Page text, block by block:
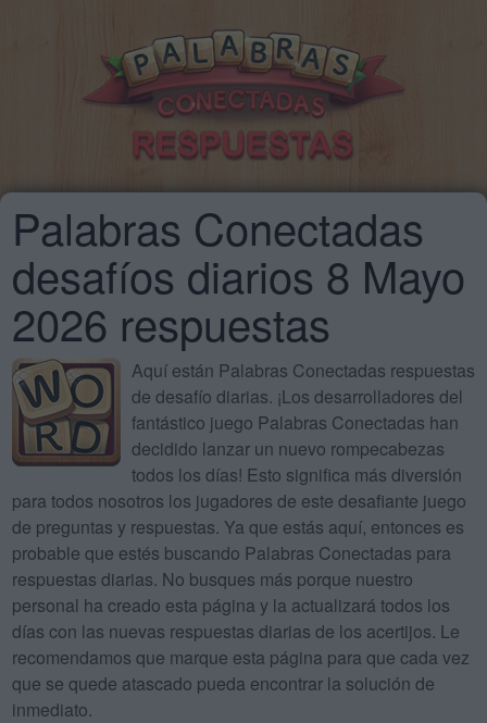
Palabras Conectadas
desafíos diarios 8 Mayo
2026 respuestas
Aquí están Palabras Conectadas respuestas
de desafío diarias. ¡Los desarrolladores del
fantástico juego Palabras Conectadas han
decidido lanzar un nuevo rompecabezas
todos los días! Esto significa más diversión
para todos nosotros los jugadores de este desafiante juego
de preguntas y respuestas. Ya que estás aquí, entonces es
probable que estés buscando Palabras Conectadas para
respuestas diarias. No busques más porque nuestro
personal ha creado esta página y la actualizará todos los
días con las nuevas respuestas diarias de los acertijos. Le
recomendamos que marque esta página para que cada vez
que se quede atascado pueda encontrar la solución de
inmediato.